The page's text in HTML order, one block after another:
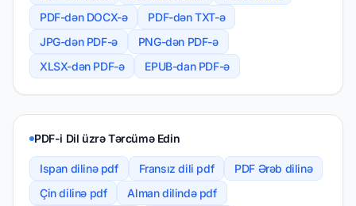
PDF-dən DOCX-ə
PDF-dən TXT-ə
JPG-dən PDF-ə
PNG-dən PDF-ə
XLSX-dən PDF-ə
EPUB-dan PDF-ə
PDF-i Dil üzrə Tərcümə Edin
Ispan dilinə pdf Fransız dili pdf
PDF Ərəb dilinə
Çin dilinə pdf
Alman dilində pdf